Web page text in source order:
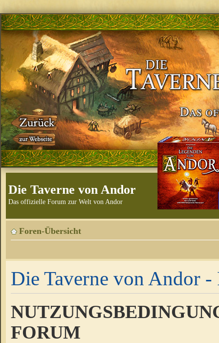
Die Taverne von Andor
Das offizielle Forum zur Welt von Andor
Foren-Übersicht
Die Taverne von Andor -
FORUM